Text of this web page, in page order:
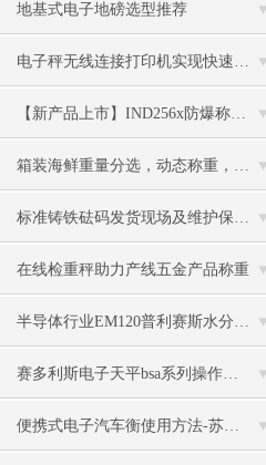
地基式电子地磅选型推荐
电子秤无线连接打印机实现快速打印-苏州金钻
【新产品上市】IND256x防爆称重仪表
箱装海鲜重量分选，动态称重，助力每箱海鲜重量一致
标准铸铁砝码发货现场及维护保养案例分享
在线检重秤助力产线五金产品称重
半导体行业EM120普利赛斯水分测定仪的应用
赛多利斯电子天平bsa系列操作说明书-苏州金钻
便携式电子汽车衡使用方法-苏州金钻